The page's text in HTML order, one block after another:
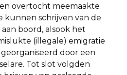
overtocht meemaakte
kunnen schrijven van de
boord, alsook het
(illegale) emigratie
door een
Tot slot volgden